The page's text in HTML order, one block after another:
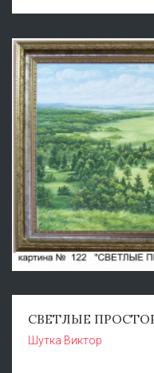
СВЕТЛЫЕ
Шутка Виктор